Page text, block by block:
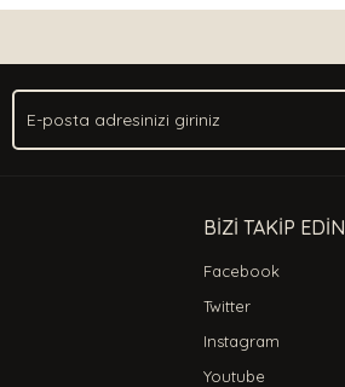
BİZİ TAKİP EDİN
Facebook
Twitter
Instagram
Youtube